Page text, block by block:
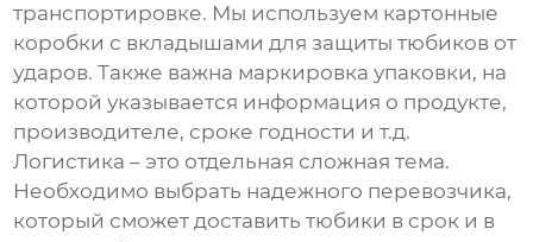
транспортировке. Мы используем картонные
коробки с вкладышами для защиты тюбиков от
ударов. Также важна маркировка упаковки, на
которой указывается информация о продукте,
производителе, сроке годности и т.д.
Логистика – это отдельная сложная тема.
Необходимо выбрать надежного перевозчика,
который сможет доставить тюбики в срок и в